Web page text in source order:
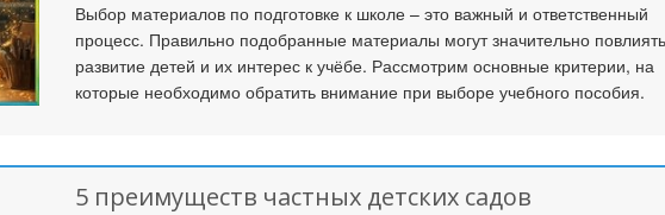
Выбор материалов по подготовке к школе – это важный и ответственный
процесс. Правильно подобранные материалы могут значительно
развитие детей и их интерес к учёбе. Рассмотрим основные критерии, на
которые необходимо обратить внимание при выборе учебного пособия.
5 преимуществ частных детских садов